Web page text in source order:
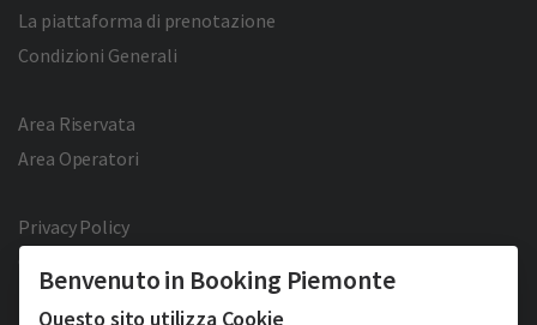
La piattaforma di prenotazione
Condizioni Generali
Area Riservata
Area Operatori
Privacy Policy
Facebook
Twitter YouTube Pinterest
Benvenuto in Booking Piemonte
Questo sito utilizza Cookie